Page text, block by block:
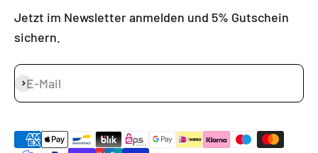
Jetzt im Newsletter anmelden und 5% Gutschein
sichern.
E-Mail
Abonnieren